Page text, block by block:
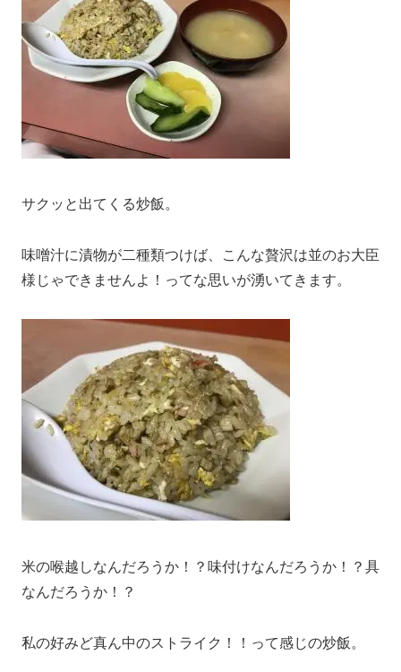
サクッと出てくる炒飯。
味噌汁に漬物が二種類つけば、こんな贅沢は並のお大臣
様じゃできませんよ！ってな思いが湧いてきます。
米の喉越しなんだろうか！？味付けなんだろうか！？具
なんだろうか！？
私の好みど真ん中のストライク！！って感じの炒飯。